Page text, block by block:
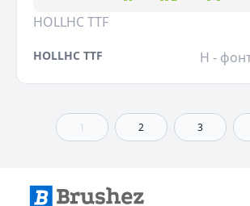
HOLLHC TTF
HOLLHC TTF H -
1 2 3